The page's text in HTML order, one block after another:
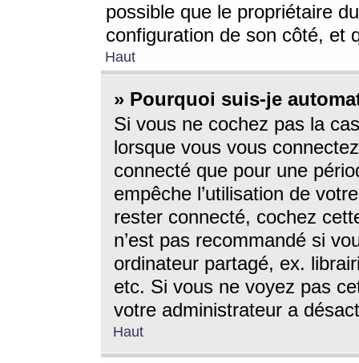
possible que le propriétaire
configuration de son côté, et
Haut
» Pourquoi suis-je
Si vous ne cochez pas la
lorsque vous vous
connecté que pour une
empêche l’utilisation de
rester connecté, cochez
n’est pas recommandé si
ordinateur partagé, ex.
etc. Si vous ne voyez pas
votre administrateur a
Haut